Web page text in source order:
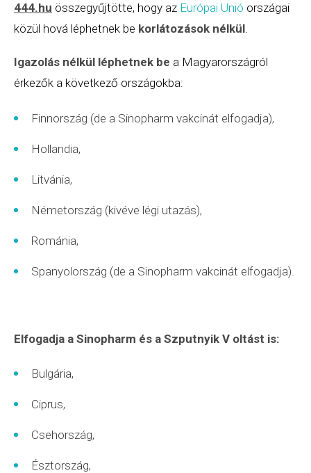
444.hu összegyűjtötte, hogy az Európai Unió országai
közül hová léphetnek be korlátozások nélkül.
Igazolás nélkül léphetnek be a Magyarországról
érkezők a következő országokba:
Finnország (de a Sinopharm vakcinát elfogadja),
Hollandia,
Litvánia,
Németország (kivéve légi utazás),
Románia,
Spanyolország (de a Sinopharm vakcinát elfogadja).
Elfogadja a Sinopharm és a Szputnyik V oltást is:
Bulgária,
Ciprus,
Csehország,
Észtország,